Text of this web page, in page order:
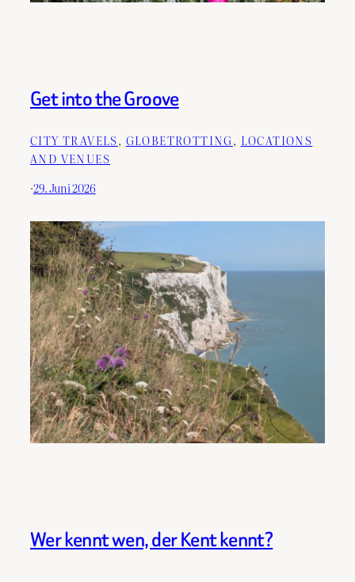
Get into the Groove
CITY TRAVELS, GLOBETROTTING, LOCATIONS
AND VENUES
·29. Juni 2026
Wer kennt wen, der Kent kennt?